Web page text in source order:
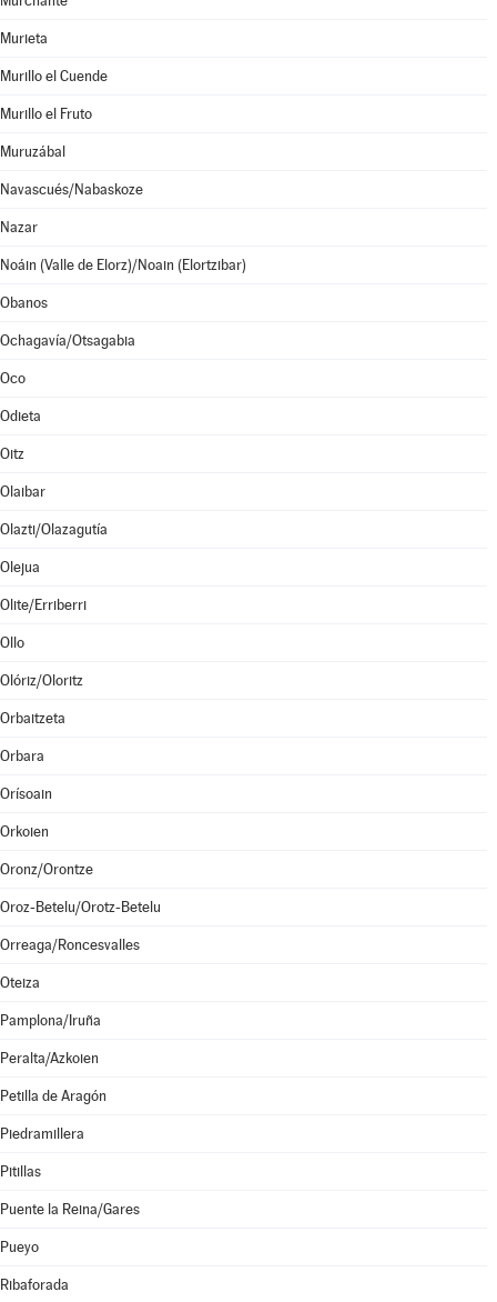
Murieta
Murillo el Cuende
Murillo el Fruto
Muruzábal
Navascués/Nabaskoze
Nazar
Noáin (Valle de Elorz)/Noain (Elortzibar)
Obanos
Ochagavía/Otsagabia
Oco
Odieta
Oitz
Olaibar
Olazti/Olazagutía
Olejua
Olite/Erriberri
Ollo
Olóriz/Oloritz
Orbaitzeta
Orbara
Orísoain
Orkoien
Oronz/Orontze
Oroz-Betelu/Orotz-Betelu
Orreaga/Roncesvalles
Oteiza
Pamplona/Iruña
Peralta/Azkoien
Petilla de Aragón
Piedramillera
Pitillas
Puente la Reina/Gares
Pueyo
Ribaforada